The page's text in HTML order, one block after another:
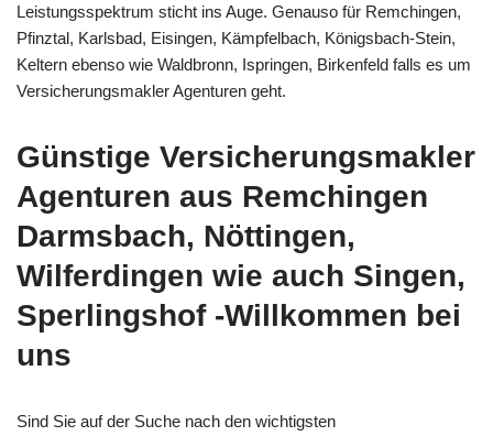
Leistungsspektrum sticht ins Auge. Genauso für Remchingen,
Pfinztal, Karlsbad, Eisingen, Kämpfelbach, Königsbach-Stein,
Keltern ebenso wie Waldbronn, Ispringen, Birkenfeld falls es um
Versicherungsmakler Agenturen geht.
Günstige Versicherungsmakler
Agenturen aus Remchingen
Darmsbach, Nöttingen,
Wilferdingen wie auch Singen,
Sperlingshof -Willkommen bei
uns
Sind Sie auf der Suche nach den wichtigsten